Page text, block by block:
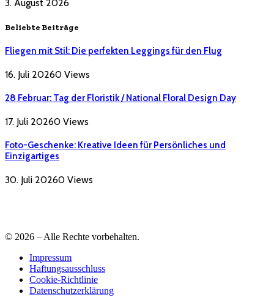
3. August 2026
Beliebte Beiträge
Fliegen mit Stil: Die perfekten Leggings für den Flug
16. Juli 20260 Views
28 Februar: Tag der Floristik / National Floral Design Day
17. Juli 20260 Views
Foto-Geschenke: Kreative Ideen für Persönliches und
Einzigartiges
30. Juli 20260 Views
© 2026 – Alle Rechte vorbehalten.
Impressum
Haftungsausschluss
Cookie-Richtlinie
Datenschutzerklärung